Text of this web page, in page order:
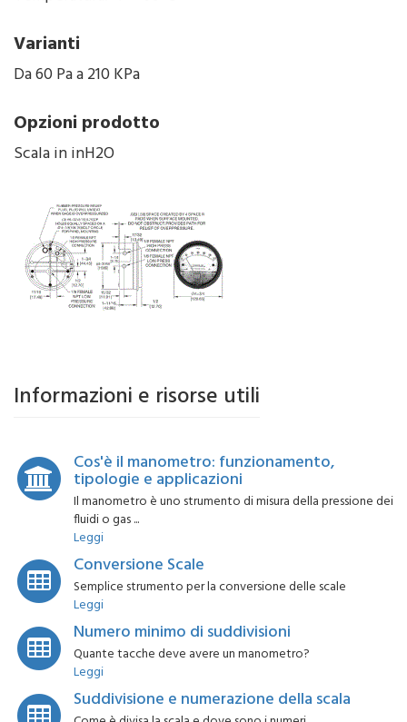
Varianti
Da 60 Pa a 210 KPa
Opzioni prodotto
Scala in inH2O
Informazioni e risorse utili
Cos'è il manometro: funzionamento,
tipologie e applicazioni
Il manometro è uno strumento di misura della pressione dei
fluidi o gas ...
Leggi
Conversione Scale
Semplice strumento per la conversione delle scale
Leggi
Numero minimo di suddivisioni
Quante tacche deve avere un manometro?
Leggi
Suddivisione e numerazione della scala